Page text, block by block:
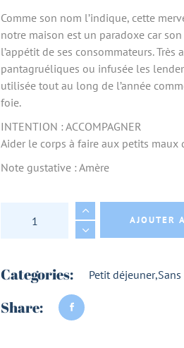
Comme son nom l’indique, cette
notre maison est un paradoxe car
l’appétit de ses consommateurs.
pantagruéliques ou infusée les
utilisée tout au long de l’année
foie.
INTENTION : ACCOMPAGNER
Aider le corps à faire aux petits
Note gustative : Amère
TISANE L'HEPATANTE
AJOUTER
Categories: Petit déjeuner,
Share: